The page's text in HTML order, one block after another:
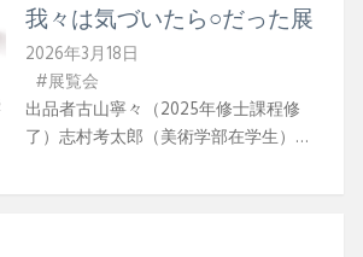
情を喚起する空間は、どこからが展示
で、何が作品なのか、表現と日常の境
界を静かに揺さぶります。 本展では、
コンサートホールとして建てられた大
地館の空間で行われたピアノの調律音
せた新作インスタレーションを中心
E BFBInstagram
我々は気づいたら○だった展
2026年3月18日
#展覧会
出品者古山寧々（2025年修士課程修
了）志村考太郎（美術学部在学生）ほ
月7日（火）時 間14:00〜20:00場 所